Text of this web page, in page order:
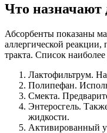
Что назначают
Абсорбенты показаны
аллергической
тракта. Список
Лактофильтрум.
Полипефан.
Смекта.
Энтеросгель.
жидкости.
Активированный